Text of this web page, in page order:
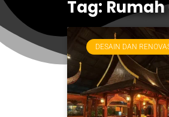
Tag:
DESAIN DAN